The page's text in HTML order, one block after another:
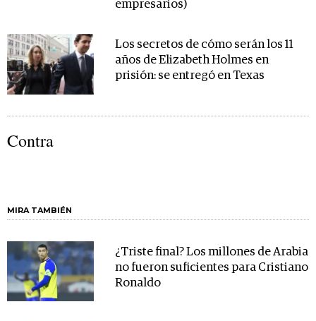
empresarios)
Los secretos de cómo serán los 11
años de Elizabeth Holmes en
prisión: se entregó en Texas
Contra
MIRA TAMBIÉN
¿Triste final? Los millones de Arabia
no fueron suficientes para Cristiano
Ronaldo